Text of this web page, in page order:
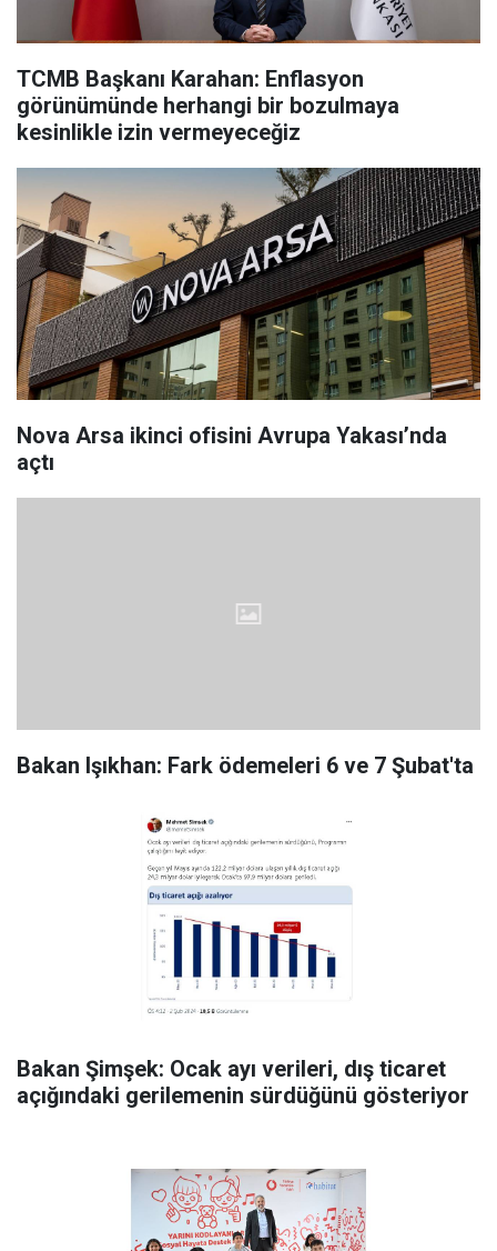
TCMB Başkanı Karahan: Enflasyon
görünümünde herhangi bir bozulmaya
kesinlikle izin vermeyeceğiz
Nova Arsa ikinci ofisini Avrupa Yakası’nda
açtı
Bakan Işıkhan: Fark ödemeleri 6 ve 7 Şubat'ta
Bakan Şimşek: Ocak ayı verileri, dış ticaret
açığındaki gerilemenin sürdüğünü gösteriyor